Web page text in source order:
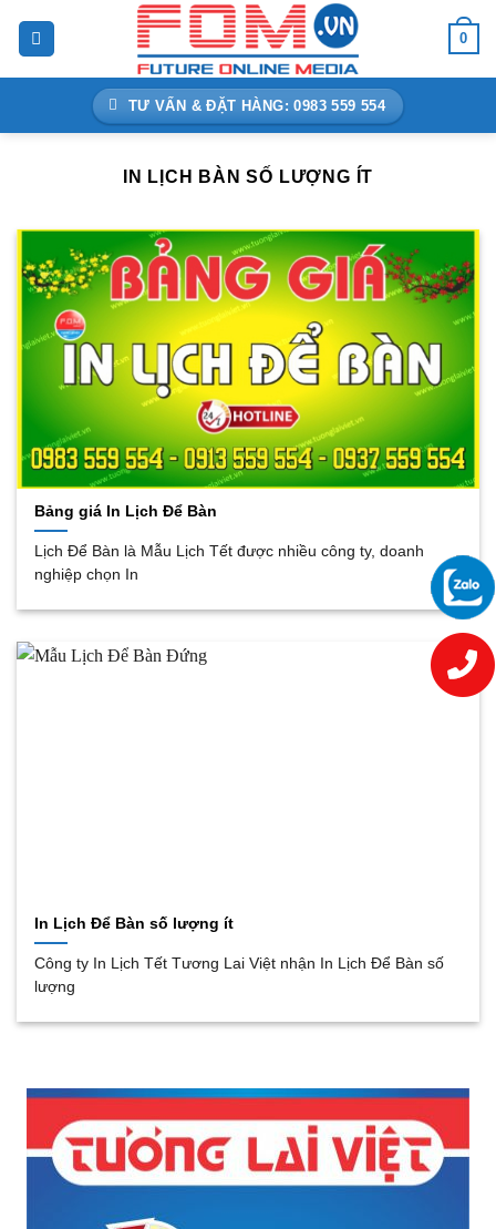
0
TƯ VẤN & ĐẶT HÀNG: 0983 559 554
IN LỊCH BÀN SỐ LƯỢNG ÍT
Bảng giá In Lịch Để Bàn
Lịch Để Bàn là Mẫu Lịch Tết được nhiều công ty, doanh
nghiệp chọn In
In Lịch Để Bàn số lượng ít
Công ty In Lịch Tết Tương Lai Việt nhận In Lịch Để Bàn số
lượng